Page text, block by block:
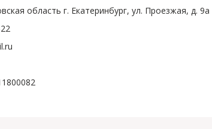
область г. Екатеринбург, ул. Проезжая, д. 9а